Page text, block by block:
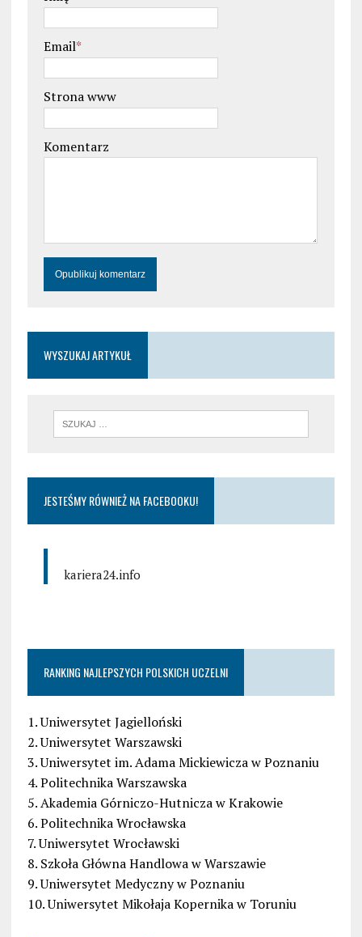
Email*
Strona www
Komentarz
WYSZUKAJ ARTYKUŁ
JESTEŚMY RÓWNIEŻ NA FACEBOOKU!
kariera24.info
RANKING NAJLEPSZYCH POLSKICH UCZELNI
1. Uniwersytet Jagielloński
2. Uniwersytet Warszawski
3. Uniwersytet im. Adama Mickiewicza w Poznaniu
4. Politechnika Warszawska
5. Akademia Górniczo-Hutnicza w Krakowie
6. Politechnika Wrocławska
7. Uniwersytet Wrocławski
8. Szkoła Główna Handlowa w Warszawie
9. Uniwersytet Medyczny w Poznaniu
10. Uniwersytet Mikołaja Kopernika w Toruniu